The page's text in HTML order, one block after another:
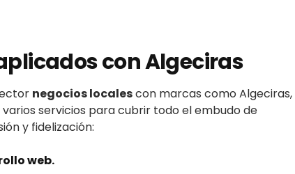
conAlgeciras
negocios localescon marcas como Algeciras,
servicios para cubrir todo el embudo de
y fidelización:
web.